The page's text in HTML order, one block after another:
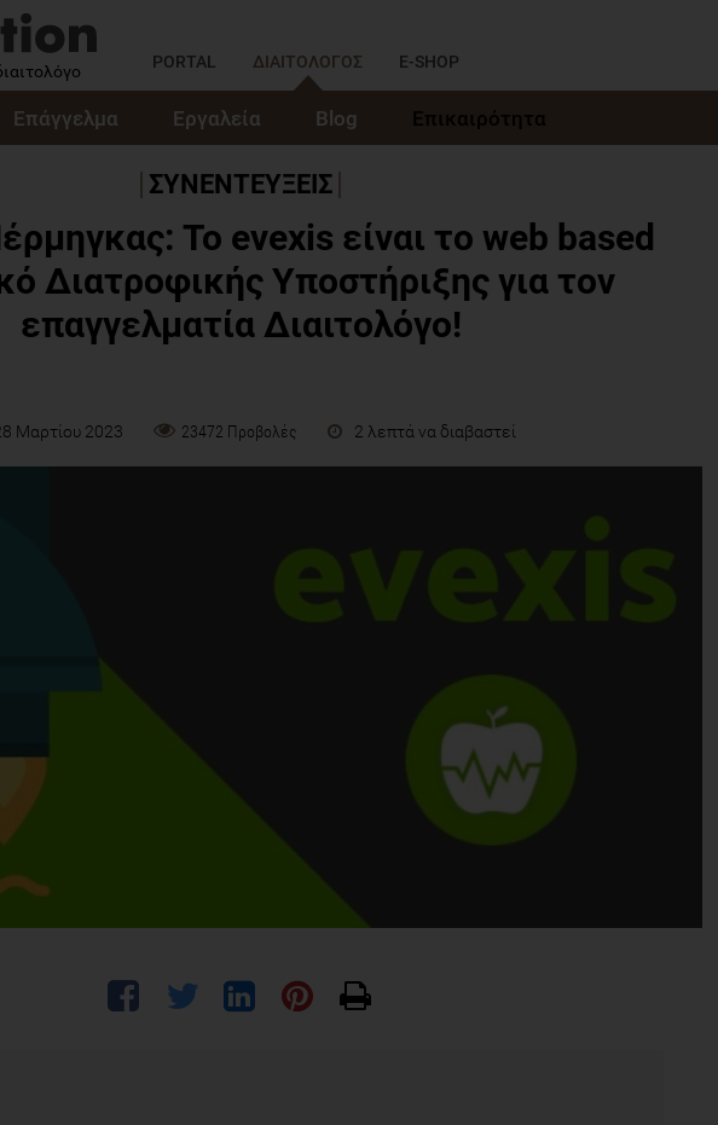
PORTAL ΔΙΑΙΤΟΛΟΓΟΣ E-SHOP
Επάγγελμα Εργαλεία Blog Επικαιρότητα
ΣΥΝΕΝΤΕΥΞΕΙΣ
Το evexis είναι το web based
Διατροφικής Υποστήριξης για τον
επαγγελματία Διαιτολόγο!
Μαρτίου 2023 23472 Προβολές 2 λεπτά να διαβαστεί